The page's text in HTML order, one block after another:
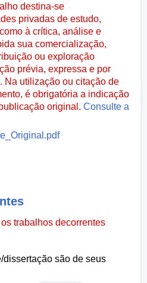
destina-se
privadas de estudo,
à crítica, análise e
sua comercialização,
ou exploração
prévia, expressa e por
Na utilização ou citação de
é obrigatória a indicação
original.Consulte a
trabalhos decorrentes
dissertação são de seus